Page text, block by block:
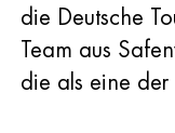
die Deutsche
Team aus
die als eine der